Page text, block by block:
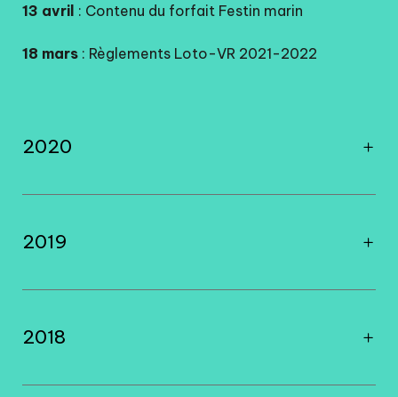
13 avril : Contenu du forfait Festin marin
18 mars : Règlements Loto-VR 2021-2022
2020
2019
2018